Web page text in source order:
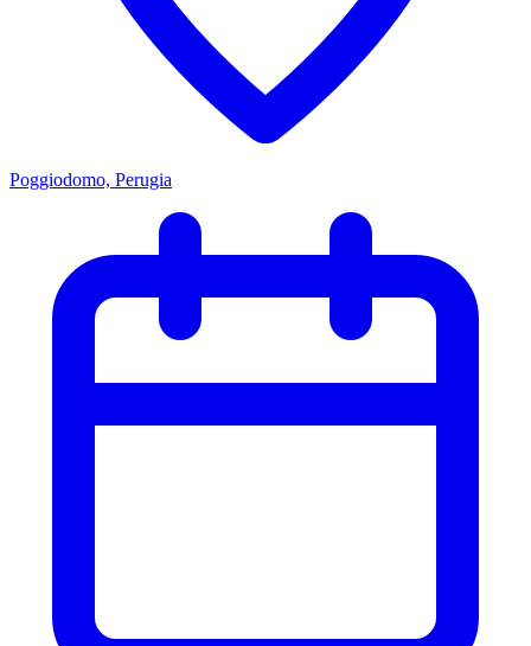
Poggiodomo, Perugia